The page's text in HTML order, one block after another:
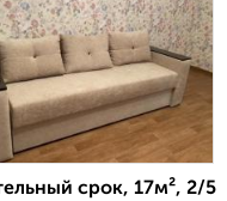
срок, 17м², 2/5